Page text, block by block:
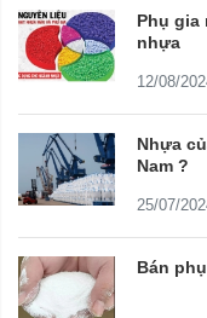
Phụ gia
nhựa
12/08/
Nhựa
Nam ?
25/07/
Bán